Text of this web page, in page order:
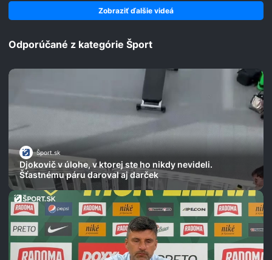
Zobraziť ďalšie videá
Odporúčané z kategórie Šport
Šport.sk
Djokovič v úlohe, v ktorej ste ho nikdy nevideli.
Šťastnému páru daroval aj darček